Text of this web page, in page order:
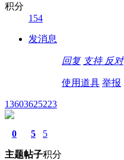
积分
154
发消息
回复 支持 反对
使用道具 举报
13603625223
0
主题
5
帖子
5
积分